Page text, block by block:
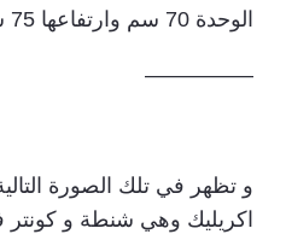
الوحدة 70 سم وارتفاعها 75 سم
—————
و تظهر في تلك الصورة
اكريليك وهي شنطة و